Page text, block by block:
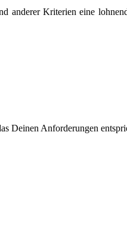
anderer Kriterien eine
Deinen Anforderungen